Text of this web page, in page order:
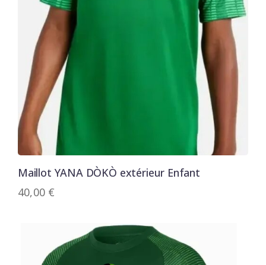
Maillot YANA DÒKÒ extérieur Enfant
40,00 €